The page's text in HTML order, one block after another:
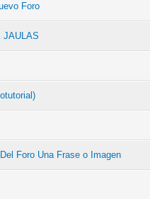
Foro
JAULAS
Foro Una Frase o Imagen